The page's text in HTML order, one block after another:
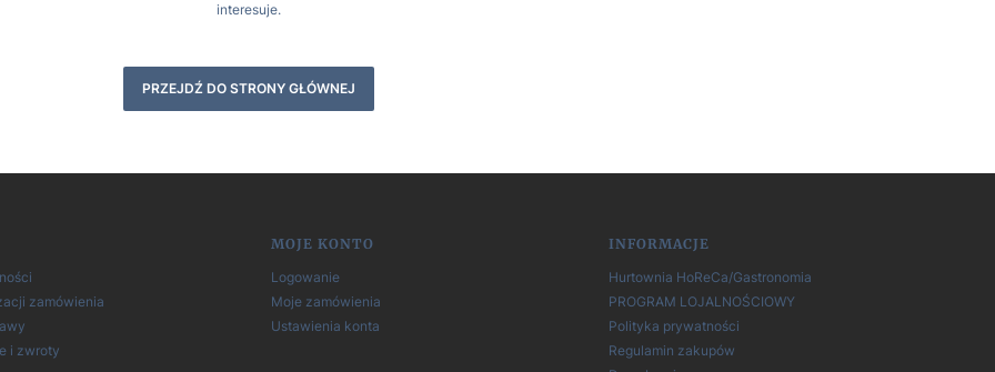
interesuje.
PRZEJDŹ DO STRONY GŁÓWNEJ
stopce
zamówienia
i zwroty
MOJE KONTO
Logowanie
Moje zamówienia
Ustawienia konta
INFORMACJE
Hurtownia HoReCa/Gastronomia
PROGRAM LOJALNOŚCIOWY
Polityka prywatności
Regulamin zakupów